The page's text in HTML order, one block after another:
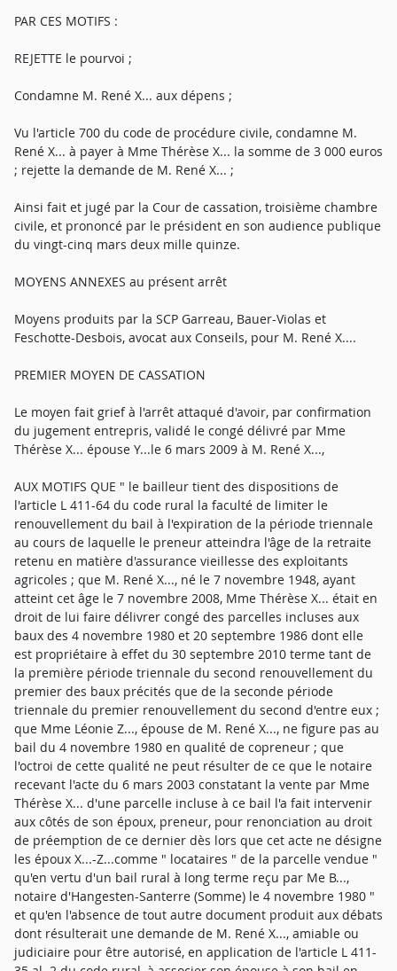
PAR CES MOTIFS :
REJETTE le pourvoi ;
Condamne M. René X... aux dépens ;
Vu l'article 700 du code de procédure civile, condamne M.
René X... à payer à Mme Thérèse X... la somme de 3 000 euros
; rejette la demande de M. René X... ;
Ainsi fait et jugé par la Cour de cassation, troisième chambre
civile, et prononcé par le président en son audience publique
du vingt-cinq mars deux mille quinze.
MOYENS ANNEXES au présent arrêt
Moyens produits par la SCP Garreau, Bauer-Violas et
Feschotte-Desbois, avocat aux Conseils, pour M. René X....
PREMIER MOYEN DE CASSATION
Le moyen fait grief à l'arrêt attaqué d'avoir, par confirmation
du jugement entrepris, validé le congé délivré par Mme
Thérèse X... épouse Y...le 6 mars 2009 à M. René X...,
AUX MOTIFS QUE " le bailleur tient des dispositions de
l'article L 411-64 du code rural la faculté de limiter le
renouvellement du bail à l'expiration de la période triennale
au cours de laquelle le preneur atteindra l'âge de la retraite
retenu en matière d'assurance vieillesse des exploitants
agricoles ; que M. René X..., né le 7 novembre 1948, ayant
atteint cet âge le 7 novembre 2008, Mme Thérèse X... était en
droit de lui faire délivrer congé des parcelles incluses aux
baux des 4 novembre 1980 et 20 septembre 1986 dont elle
est propriétaire à effet du 30 septembre 2010 terme tant de
la première période triennale du second renouvellement du
premier des baux précités que de la seconde période
triennale du premier renouvellement du second d'entre eux ;
que Mme Léonie Z..., épouse de M. René X..., ne figure pas au
bail du 4 novembre 1980 en qualité de copreneur ; que
l'octroi de cette qualité ne peut résulter de ce que le notaire
recevant l'acte du 6 mars 2003 constatant la vente par Mme
Thérèse X... d'une parcelle incluse à ce bail l'a fait intervenir
aux côtés de son époux, preneur, pour renonciation au droit
de préemption de ce dernier dès lors que cet acte ne désigne
les époux X...-Z...comme " locataires " de la parcelle vendue "
qu'en vertu d'un bail rural à long terme reçu par Me B...,
notaire d'Hangesten-Santerre (Somme) le 4 novembre 1980 "
et qu'en l'absence de tout autre document produit aux débats
dont résulterait une demande de M. René X..., amiable ou
judiciaire pour être autorisé, en application de l'article L 411-